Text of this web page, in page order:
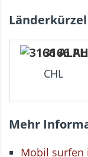
3166
CHL
Mehr
Mobil surfen